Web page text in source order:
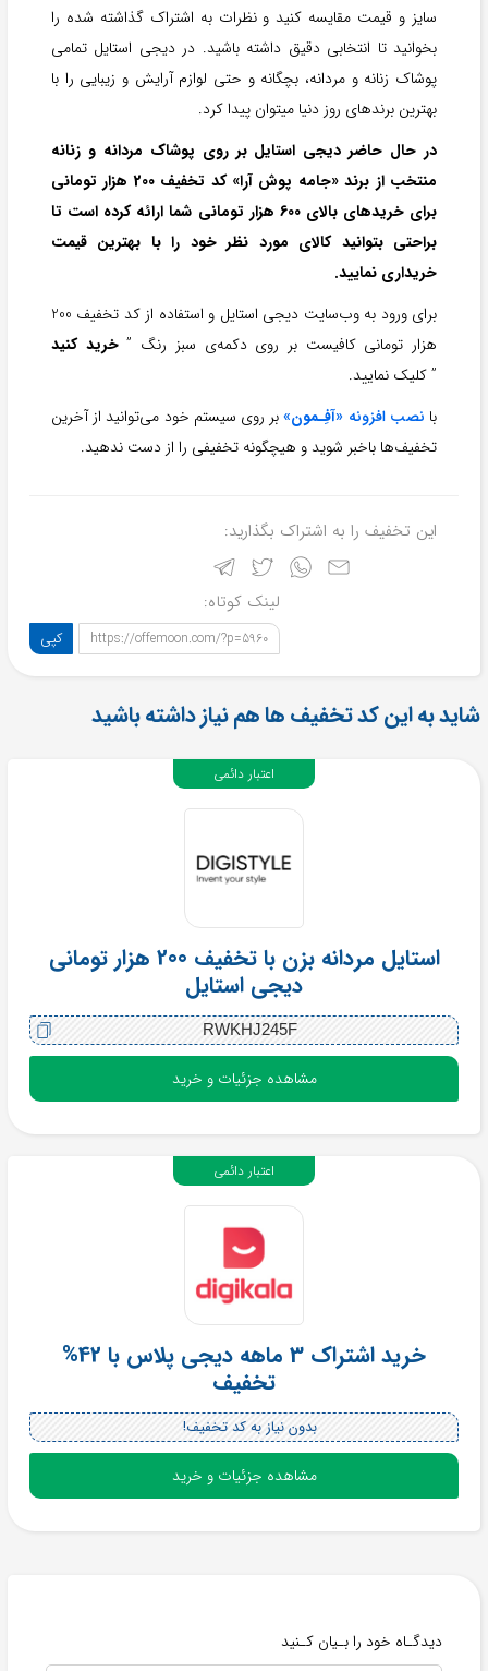
سایز و قیمت مقایسه کنید و نظرات به اشتراک گذاشته شده را
بخوانید تا انتخابی دقیق داشته باشید. در دیجی استایل تمامی
پوشاک زنانه و مردانه، بچگانه و حتی لوازم آرایش و زیبایی را با
بهترین برندهای روز دنیا میتوان پیدا کرد.
در حال حاضر دیجی استایل بر روی پوشاک مردانه و زنانه
منتخب از برند «جامه پوش آرا» کد تخفیف 200 هزار تومانی
برای خریدهای بالای 600 هزار تومانی شما ارائه کرده است تا
براحتی بتوانید کالای مورد نظر خود را با بهترین قیمت
خریداری نمایید.
برای ورود به وب‌سایت دیجی استایل و استفاده از کد تخفیف 200
هزار تومانی کافیست بر روی دکمه‌ی سبز رنگ ”خرید کنید
” کلیک نمایید.
با نصب افزونه «آفِـمون»بر روی سیستم خود می‌توانید از آخرین
تخفیف‌ها باخبر شوید و هیچگونه تخفیفی را از دست ندهید.
این تخفیف را به اشتراک بگذارید:
لینک کوتاه:
https://offemoon.com/?p=5960 کپی
شاید به این کد تخفیف ها هم نیاز داشته باشید
استایل مردانه بزن با تخفیف 200 هزار تومانی
دیجی استایل
RWKHJ245F
مشاهده جزئیات و خرید
اعتبار دائمی
خرید اشتراک 3 ماهه دیجی پلاس با 42%
تخفیف
بدون نیاز به کد تخفیف!
مشاهده جزئیات و خرید
اعتبار دائمی
دیدگـاه خود را بـیان کـنید